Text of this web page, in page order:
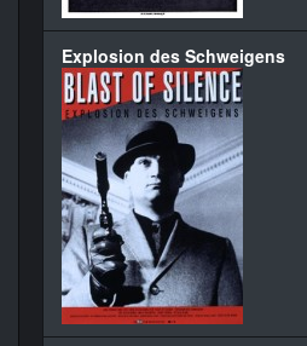
Explosion des Schweigens